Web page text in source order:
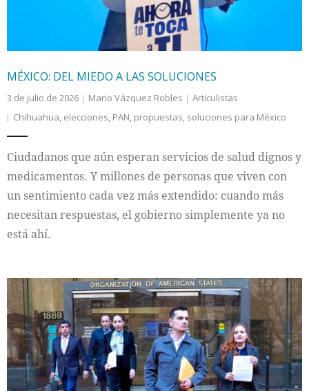
MÉXICO: DEL MIEDO A LAS SOLUCIONES
3 de julio de 2026 Mario Vázquez Robles
Articulistas
Chihuahua, elecciones, PAN, propuestas, soluciones para México
Ciudadanos que aún esperan servicios de salud dignos y
medicamentos. Y millones de personas que viven con
un sentimiento cada vez más extendido: cuando más
necesitan respuestas, el gobierno simplemente ya no
está ahí.